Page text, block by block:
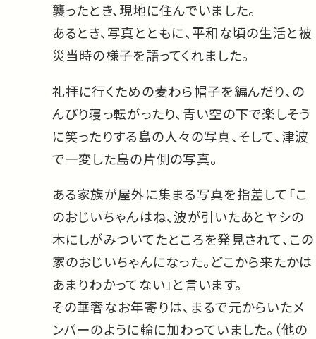
襲ったとき、現地に住んでいました。
あるとき、写真とともに、平和な頃の生活と被
災当時の様子を語ってくれました。
礼拝に行くための麦わら帽子を編んだり、の
んびり寝っ転がったり、青い空の下で楽しそう
に笑ったりする島の人々の写真、そして、津波
で一変した島の片側の写真。
ある家族が屋外に集まる写真を指差して「こ
のおじいちゃんはね、波が引いたあとヤシの
木にしがみついてたところを発見されて、この
家のおじいちゃんになった。どこから来たかは
あまりわかってない」と言います。
その華奢なお年寄りは、まるで元からいたメ
ンバーのように輪に加わっていました。（他の